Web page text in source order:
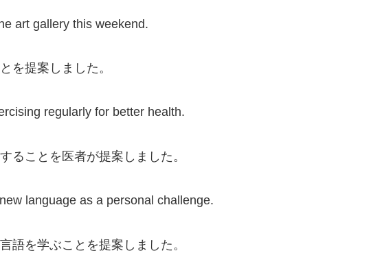
art gallery this weekend.
を提案しました。
regularly for better health.
ることを医者が提案しました。
language as a personal challenge.
語を学ぶことを提案しました。